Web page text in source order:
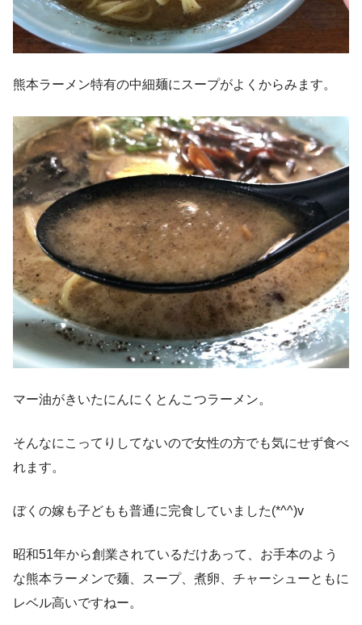
熊本ラーメン特有の中細麺にスープがよくからみます。
マー油がきいたにんにくとんこつラーメン。
そんなにこってりしてないので女性の方でも気にせず食べ
れます。
ぼくの嫁も子どもも普通に完食していました(*^^)v
昭和51年から創業されているだけあって、お手本のよう
な熊本ラーメンで麺、スープ、煮卵、チャーシューともに
レベル高いですねー。